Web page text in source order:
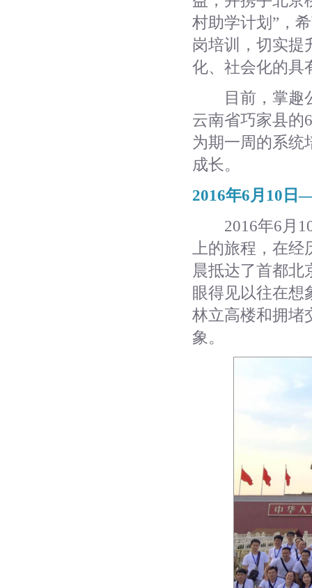
村助学计划”，
岗培训，切实提
化、社会化的具
目前，掌趣公
云南省巧家县的
为期一周的系统
成长。
2016年6月10
2016年6月10
上的旅程，在
晨抵达了首都北
眼得见以往在想
林立高楼和拥堵
象。